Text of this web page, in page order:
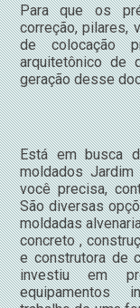
Para que os
correção, pilares,
de colocação
arquitetônico de
geração desse
Está em busca
moldados Jardim
você precisa,
São diversas
moldadas
concreto ,
e construtora de
investiu em
equipamentos